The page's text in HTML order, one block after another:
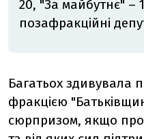
20, "За майбутнє" –
позафракційні
Багатьох здивувала
фракцією
сюрпризом, якщо